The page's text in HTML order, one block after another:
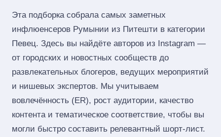
Эта подборка собрала самых заметных
инфлюенсеров Румынии из Питешти в категории
Певец. Здесь вы найдёте авторов из Instagram —
от городских и новостных сообществ до
развлекательных блогеров, ведущих мероприятий
и нишевых экспертов. Мы учитываем
вовлечённость (ER), рост аудитории, качество
контента и тематическое соответствие, чтобы вы
могли быстро составить релевантный шорт‑лист.